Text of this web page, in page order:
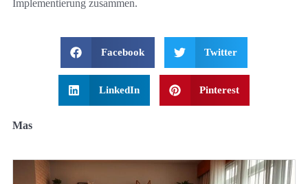
Implementierung zusammen.
Facebook Twitter
LinkedIn Pinterest
Mas